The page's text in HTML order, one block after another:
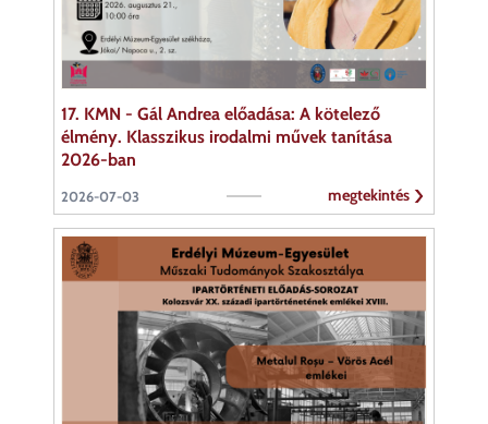
17. KMN - Gál Andrea előadása: A kötelező
élmény. Klasszikus irodalmi művek tanítása
2026-ban
2026-07-03 megtekintés